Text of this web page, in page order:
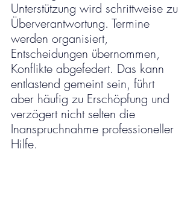
Unterstützung wird schrittweise zu
Überverantwortung. Termine
werden organisiert,
Entscheidungen übernommen,
Konflikte abgefedert. Das kann
entlastend gemeint sein, führt
aber häufig zu Erschöpfung und
verzögert nicht selten die
Inanspruchnahme professioneller
Hilfe.